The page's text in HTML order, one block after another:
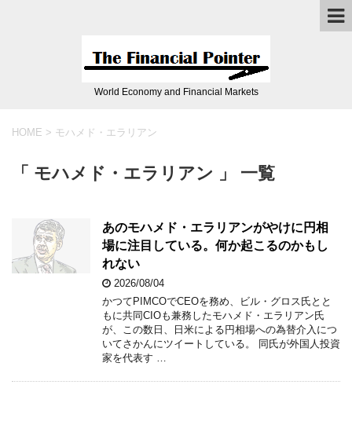
World Economy and Financial Markets
HOME > モハメド・エラリアン
「 モハメド・エラリアン 」 一覧
あのモハメド・エラリアンがやけに円相
場に注目している。何か起こるのかもし
れない
2026/08/04
かつてPIMCOでCEOを務め、ビル・グロス氏とと
もに共同CIOも兼務したモハメド・エラリアン氏
が、この数日、日米による円相場への為替介入につ
いてさかんにツイートしている。 同氏が外国人投資
家を代表す …